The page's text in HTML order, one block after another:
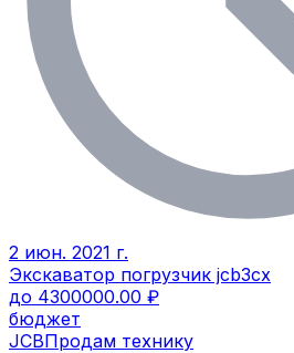
2 июн. 2021 г.
Экскаватор погрузчик jcb3cx
до 4300000.00 ₽
бюджет
JCBПродам технику